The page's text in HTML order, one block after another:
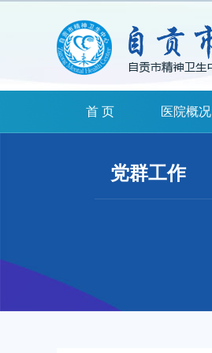
首 页 医院概况
党群工作